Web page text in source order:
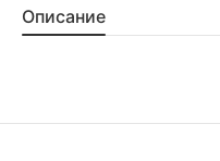
Описание